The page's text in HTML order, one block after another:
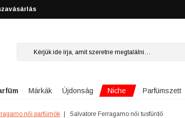
Márkák Újdonság Niche Parfümszett
női parfümök Salvatore Ferragamo női tusfürdő